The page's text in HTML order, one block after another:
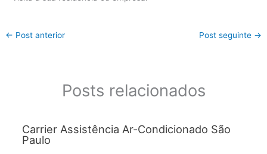
← Post anterior Post seguinte →
Posts relacionados
Carrier Assistência Ar-Condicionado São
Paulo